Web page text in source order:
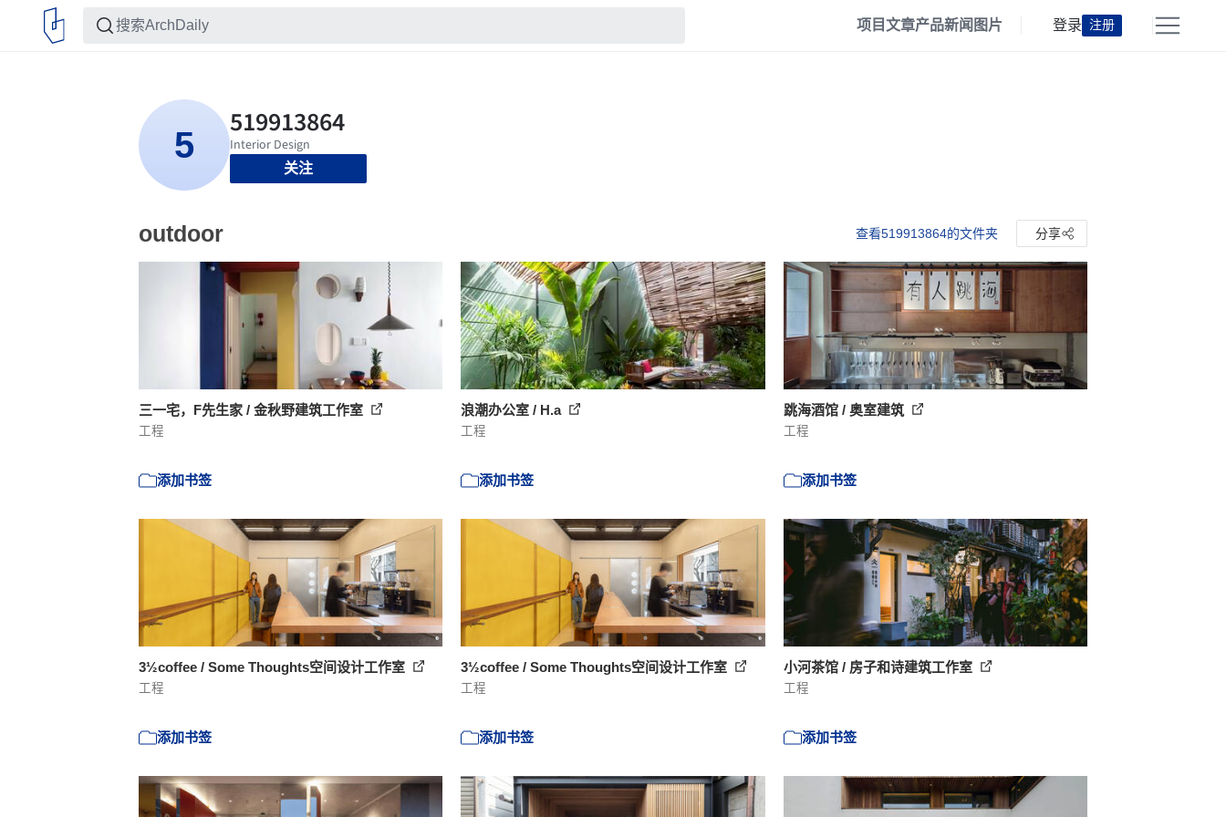
项目文章产品新闻 图片 登录 注册
关注
outdoor 查看519913864的文件夹 分享
三一宅，F先生家 / 金秋野建筑工作室
工程
添加书签
浪潮办公室 / H.a
工程
添加书签
跳海酒馆 / 奥室建筑
工程
添加书签
3½coffee / Some Thoughts空间设计工作室
工程
添加书签
3½coffee / Some Thoughts空间设计工作室
工程
添加书签
小河茶馆 / 房子和诗建筑工作室
工程
添加书签